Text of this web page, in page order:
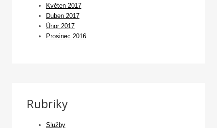
Květen 2017
Duben 2017
Únor 2017
Prosinec 2016
Rubriky
Služby